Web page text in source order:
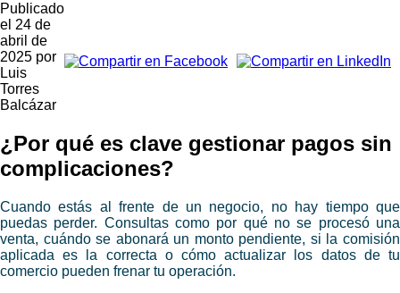
Publicado
el 24 de
abril de
2025 por
Luis
Torres
Balcázar
¿Por qué es clave gestionar pagos sin
complicaciones?
Cuando estás al frente de un negocio, no hay tiempo que
puedas perder. Consultas como por qué no se procesó una
venta, cuándo se abonará un monto pendiente, si la comisión
aplicada es la correcta o cómo actualizar los datos de tu
comercio pueden frenar tu operación.